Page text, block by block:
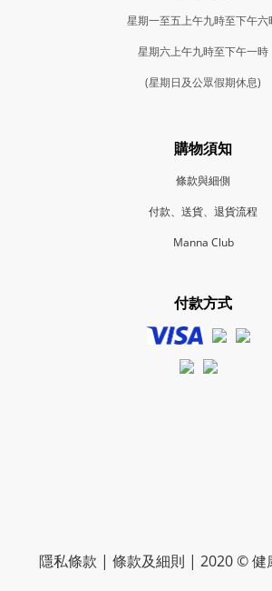
星期一至五上午九時至下午六
星期六上午九時至下午一時
(星期日及公眾假期休息)
購物須知
條款與細側
付款、送貨、退貨流程
Manna Club
付款方式
隱私條款 | 條款及細則 | 2020 © 健